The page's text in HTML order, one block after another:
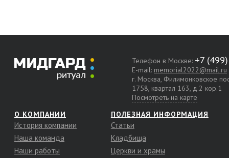
Телефон в Москве:
E-mail: memorial2022@mail.ru
г. Москва, Филимонковское
1758, квартал 163, д.2 кор.1
Посмотреть на карте
О КОМПАНИИ
История компании
Наша команда
Наши работы
ПОЛЕЗНАЯ ИНФОРМАЦИЯ
Статьи
Кладбища
Церкви и храмы